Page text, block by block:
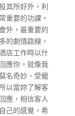
其所好外，利
重要的功課。
外，最重要的
的劇情路線，
店工作時以什
應你。就像我
名奇妙、受寵
以當妳了解客
應，相信客人
己的感覺，希